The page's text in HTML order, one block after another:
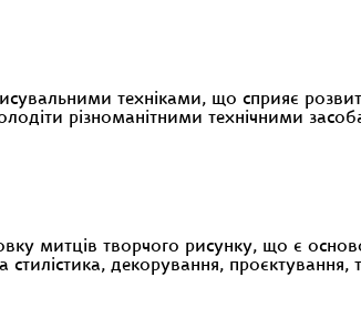
техніками, що сприяє
різноманітними технічними
митців творчого рисунку, що є
декорування, проєктування,